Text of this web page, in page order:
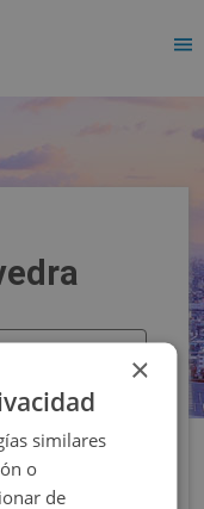
×
similares
o
de